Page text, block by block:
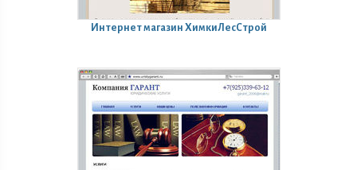
Интернет магазин ХимкиЛесСтрой